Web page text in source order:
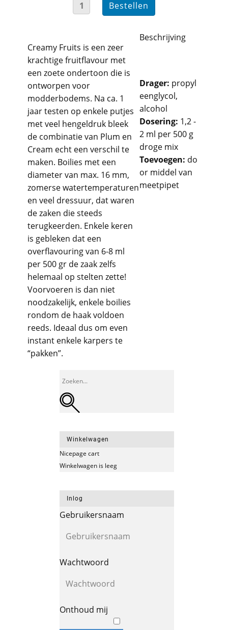
Beschrijving
Creamy Fruits is een zeer
krachtige fruitflavour met
een zoete ondertoon die is
ontworpen voor
modderbodems. Na ca. 1
jaar testen op enkele putjes
met veel hengeldruk bleek
de combinatie van Plum en
Cream echt een verschil te
maken. Boilies met een
diameter van max. 16 mm,
zomerse watertemperaturen
en veel dressuur, dat waren
de zaken die steeds
terugkeerden. Enkele keren
is gebleken dat een
overflavouring van 6-8 ml
per 500 gr de zaak zelfs
helemaal op stelten zette!
Voorvoeren is dan niet
noodzakelijk, enkele boilies
rondom de haak voldoen
reeds. Ideaal dus om even
instant enkele karpers te
“pakken”.
Drager: propyl
eenglycol,
alcohol
Dosering: 1,2 -
2 ml per 500 g
droge mix
Toevoegen: do
or middel van
meetpipet
Winkelwagen
Nicepage cart
Winkelwagen is leeg
Inlog
Gebruikersnaam
Wachtwoord
Onthoud mij